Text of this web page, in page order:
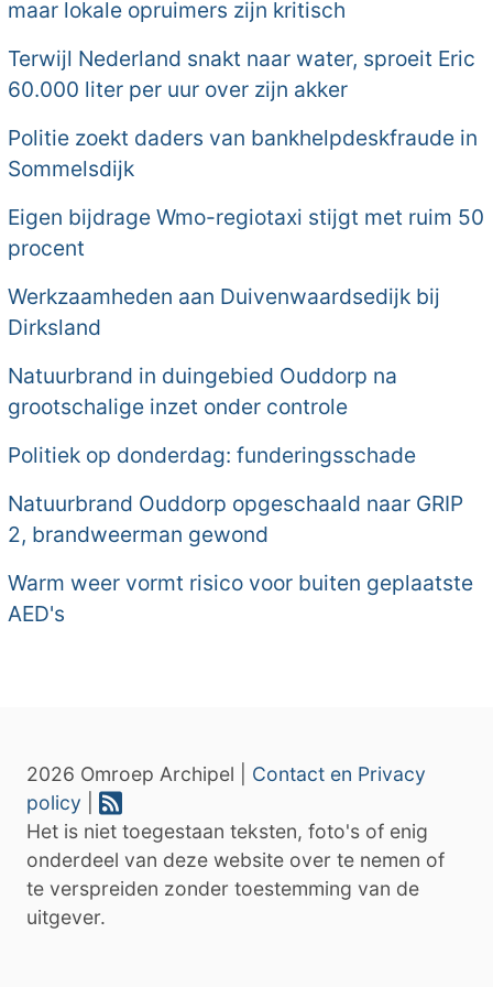
maar lokale opruimers zijn kritisch
Terwijl Nederland snakt naar water, sproeit Eric
60.000 liter per uur over zijn akker
Politie zoekt daders van bankhelpdeskfraude in
Sommelsdijk
Eigen bijdrage Wmo-regiotaxi stijgt met ruim 50
procent
Werkzaamheden aan Duivenwaardsedijk bij
Dirksland
Natuurbrand in duingebied Ouddorp na
grootschalige inzet onder controle
Politiek op donderdag: funderingsschade
Natuurbrand Ouddorp opgeschaald naar GRIP
2, brandweerman gewond
Warm weer vormt risico voor buiten geplaatste
AED's
2026 Omroep Archipel | Contact en Privacy
policy
Het is niet toegestaan teksten, foto's of enig
onderdeel van deze website over te nemen of
te verspreiden zonder toestemming van de
uitgever.